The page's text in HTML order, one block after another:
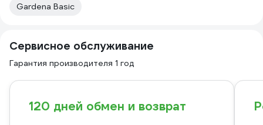
Gardena Basic
Сервисное обслуживание
Гарантия производителя 1 год
120 дней обмен и возврат